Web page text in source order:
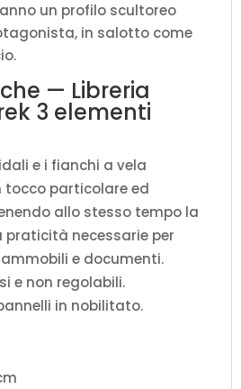
un profilo scultoreo
in salotto come
— Libreria
3 elementi
e i fianchi a vela
tocco particolare ed
allo stesso tempo la
praticità necessarie per
e documenti.
e non regolabili.
in nobilitato.